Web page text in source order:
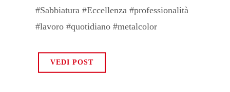
#Sabbiatura #Eccellenza #professionalità
#lavoro #quotidiano #metalcolor
VEDI POST